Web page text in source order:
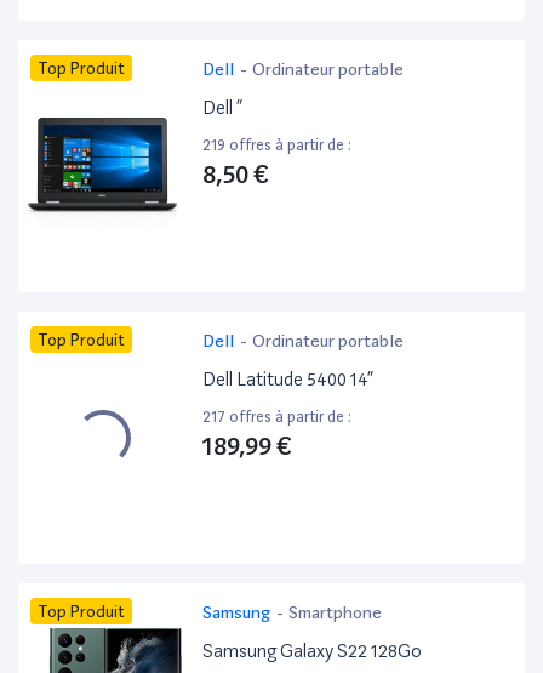
Top Produit Dell - Ordinateur portable
Dell ”
219 offres à partir de :
8,50 €
Top Produit Dell - Ordinateur portable
Dell Latitude 5400 14”
217 offres à partir de :
189,99 €
Top Produit Samsung - Smartphone
Samsung Galaxy S22 128Go